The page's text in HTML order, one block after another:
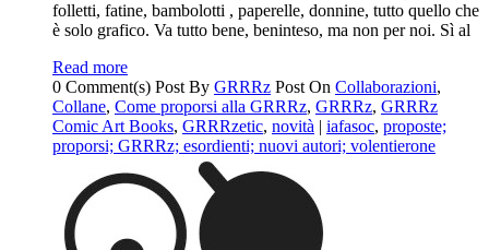
folletti, fatine, bambolotti , paperelle, donnine, tutto quello che
è solo grafico. Va tutto bene, beninteso, ma non per noi. Sì al
Read more
0 Comment(s) Post By GRRRz Post On Collaborazioni,
Collane, Come proporsi alla GRRRz, GRRRz, GRRRz
Comic Art Books, GRRRzetic, novità | iafasoc, proposte;
proporsi; GRRRz; esordienti; nuovi autori; volentierone